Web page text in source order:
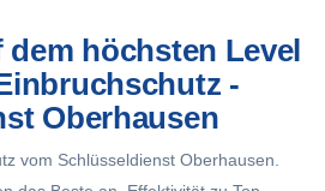
dem höchsten Level
-
Oberhausen
vom Schlüsseldienst Oberhausen.